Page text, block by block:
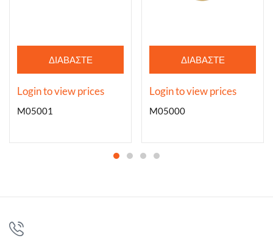
ΔΙΑΒΆΣΤΕ
ΠΕΡΙΣΣΌΤΕΡΑ
Login to view prices
M05001
ΔΙΑΒΆΣΤΕ
ΠΕΡΙΣΣΌΤΕΡΑ
Login to view prices
M05000